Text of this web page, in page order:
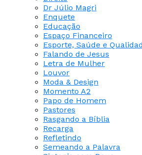
Dr Júlio Magri
Enquete
Educação
Espaço Financeiro
Esporte, Saúde e
Falando de Jesus
Letra de Mulher
Louvor
Moda & Design
Momento A2
Papo de Homem
Pastores
Rasgando a Bíblia
Recarga
Refletindo
Semeando a Palavra